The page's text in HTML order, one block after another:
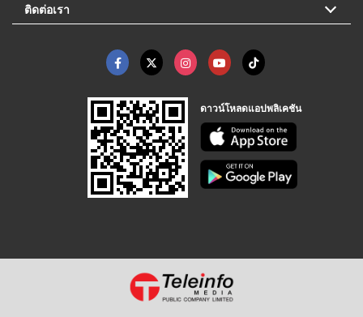
ติดต่อเรา
ดาวน์โหลดแอปพลิเคชัน